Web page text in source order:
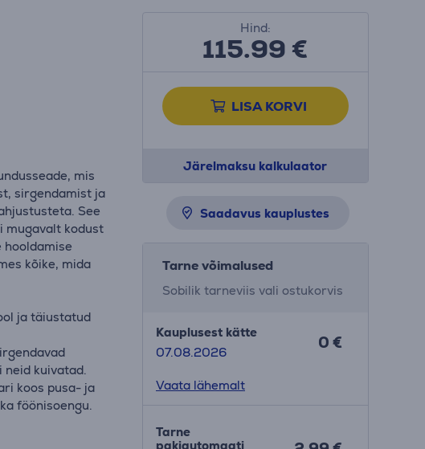
mis
sirgendamist ja
See
mugavalt kodust
hooldamise
kõike, mida
ja täiustatud
kuivatad.
koos pusa- ja
föönisoengu.
Hind:
115.99€
LISA KORVI
Järelmaksu kalkulaator
Saadavus kauplustes
Tarne võimalused
Sobilik tarneviis vali ostukorvis
Kauplusest kätte
07.08.2026
0 €
Vaata lähemalt
Tarne
pakiautomaati